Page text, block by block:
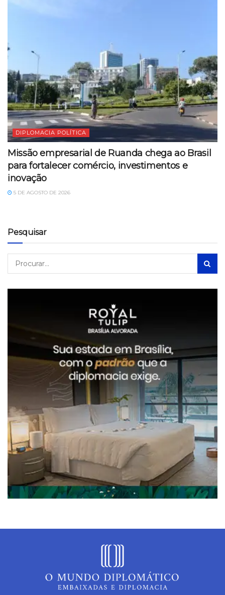
DIPLOMACIA POLÍTICA
Missão empresarial de Ruanda chega ao Brasil
para fortalecer comércio, investimentos e
inovação
5 DE AGOSTO DE 2026
Pesquisar